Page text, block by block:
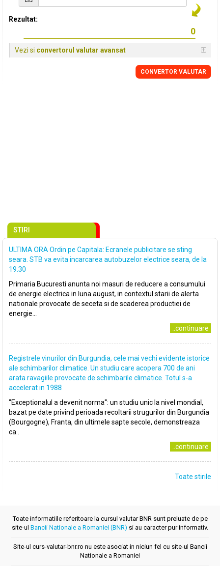
Rezultat:
Vezi si convertorul valutar avansat
CONVERTOR VALUTAR
STIRI
ULTIMA ORA Ordin pe Capitala: Ecranele publicitare se sting
seara. STB va evita incarcarea autobuzelor electrice seara, de la
19.30
Primaria Bucuresti anunta noi masuri de reducere a consumului
de energie electrica in luna august, in contextul starii de alerta
nationale provocate de seceta si de scaderea productiei de
energie...
..continuare
Registrele vinurilor din Burgundia, cele mai vechi evidente istorice
ale schimbarilor climatice. Un studiu care acopera 700 de ani
arata ravagiile provocate de schimbarile climatice. Totul s-a
accelerat in 1988
"Exceptionalul a devenit norma": un studiu unic la nivel mondial,
bazat pe date privind perioada recoltarii strugurilor din Burgundia
(Bourgogne), Franta, din ultimele sapte secole, demonstreaza
ca..
..continuare
Toate stirile
Toate informatiile referitoare la cursul valutar BNR sunt preluate de pe
site-ul Bancii Nationale a Romaniei (BNR) si au caracter pur informativ.
Site-ul curs-valutar-bnr.ro nu este asociat in niciun fel cu site-ul Bancii
Nationale a Romaniei